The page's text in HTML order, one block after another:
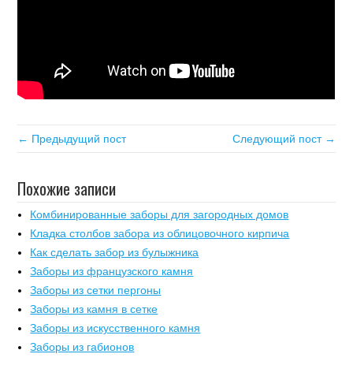
← Предыдущий пост Следующий пост →
Похожие записи
Комбинированные заборы для загородных домов
Кладка столбов забора из облицовочного кирпича
Как сделать забор из булыжника
Заборы из французского камня
Заборы из сетки пергоны
Заборы из камня в сетке
Заборы из искусственного камня
Заборы из габионов